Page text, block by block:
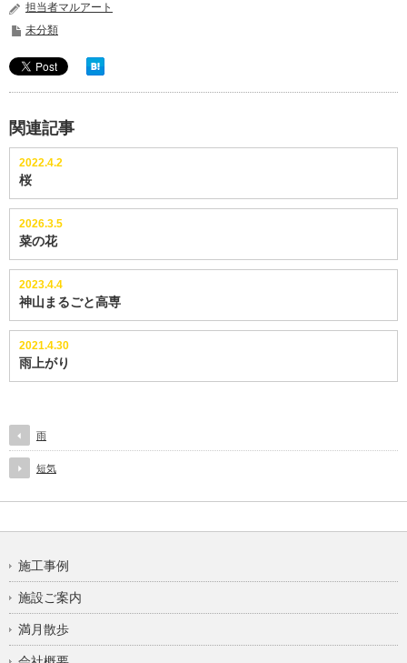
担当者マルアート
未分類
関連記事
2022.4.2
桜
2026.3.5
菜の花
2023.4.4
神山まるごと高専
2021.4.30
雨上がり
雨
短気
施工事例
施設ご案内
満月散歩